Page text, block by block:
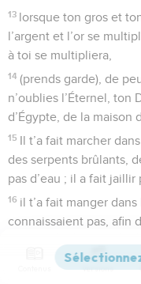
13 lorsque ton gros et
l’argent et l’or se
à toi se multipliera,
14 (prends garde), de
n’oublies l’Éternel, ton
d’Égypte, de la maison
15 Il t’a fait marcher
des serpents brûlants,
pas d’eau ; il a fait
16 il t’a fait manger
connaissaient pas, afin
(Garde-toi) de dire
Versions